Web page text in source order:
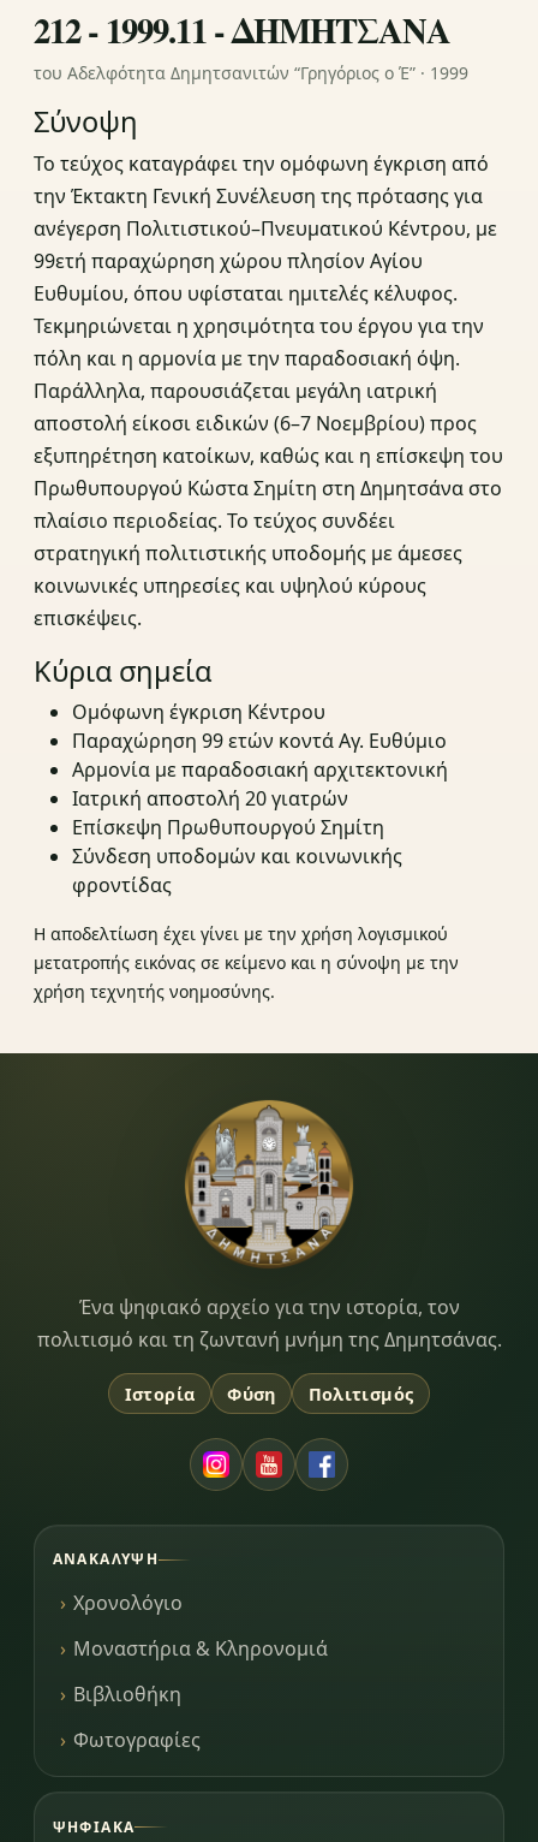
212 - 1999.11 - ΔΗΜΗΤΣΑΝΑ
του Αδελφότητα Δημητσανιτών “Γρηγόριος ο Έ” · 1999
Σύνοψη
Το τεύχος καταγράφει την ομόφωνη έγκριση από
την Έκτακτη Γενική Συνέλευση της πρότασης για
ανέγερση Πολιτιστικού–Πνευματικού Κέντρου, με
99ετή παραχώρηση χώρου πλησίον Αγίου
Ευθυμίου, όπου υφίσταται ημιτελές κέλυφος.
Τεκμηριώνεται η χρησιμότητα του έργου για την
πόλη και η αρμονία με την παραδοσιακή όψη.
Παράλληλα, παρουσιάζεται μεγάλη ιατρική
αποστολή είκοσι ειδικών (6–7 Νοεμβρίου) προς
εξυπηρέτηση κατοίκων, καθώς και η επίσκεψη του
Πρωθυπουργού Κώστα Σημίτη στη Δημητσάνα στο
πλαίσιο περιοδείας. Το τεύχος συνδέει
στρατηγική πολιτιστικής υποδομής με άμεσες
κοινωνικές υπηρεσίες και υψηλού κύρους
επισκέψεις.
Κύρια σημεία
Ομόφωνη έγκριση Κέντρου
Παραχώρηση 99 ετών κοντά Αγ. Ευθύμιο
Αρμονία με παραδοσιακή αρχιτεκτονική
Ιατρική αποστολή 20 γιατρών
Επίσκεψη Πρωθυπουργού Σημίτη
Σύνδεση υποδομών και κοινωνικής
φροντίδας
Η αποδελτίωση έχει γίνει με την χρήση λογισμικού
μετατροπής εικόνας σε κείμενο και η σύνοψη με την
χρήση τεχνητής νοημοσύνης.
Dimitsana.gr
Ένα ψηφιακό αρχείο για την ιστορία, τον
πολιτισμό και τη ζωντανή μνήμη της Δημητσάνας.
Ιστορία Φύση Πολιτισμός
ΑΝΑΚΆΛΥΨΗ
Χρονολόγιο
Μοναστήρια & Κληρονομιά
Βιβλιοθήκη
Φωτογραφίες
ΨΗΦΙΑΚΆ